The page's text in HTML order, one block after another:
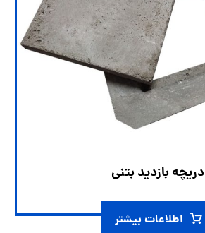
دریچه بازدید بتنی
اطلاعات بیشتر